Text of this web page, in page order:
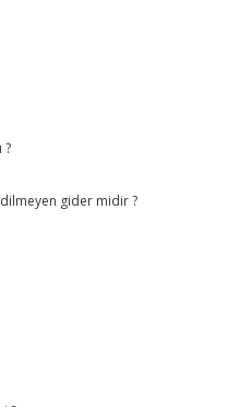
?
gider midir ?